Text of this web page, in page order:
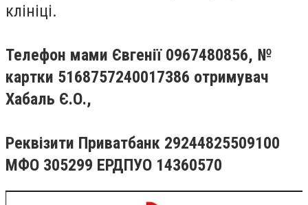
клініці.
Телефон мами Євгенії 0967480856, №
картки 5168757240017386 отримувач
Хабаль Є.О.,
Реквізити Приватбанк 29244825509100
МФО 305299 ЕРДПУО 14360570